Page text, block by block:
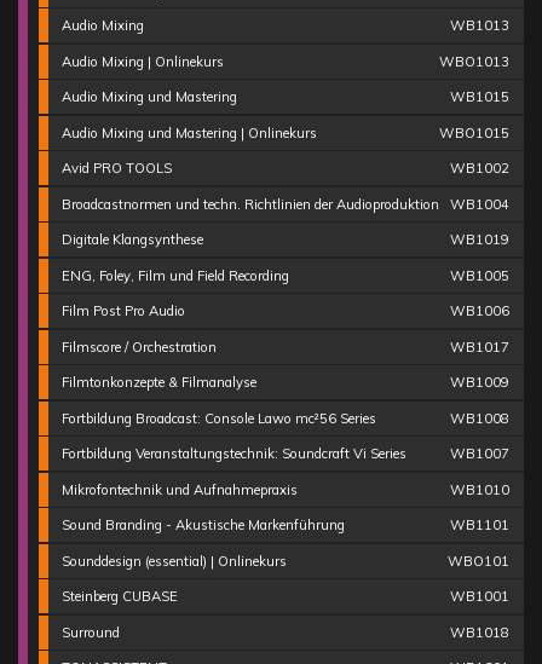
Audio Mixing WB1013
Audio Mixing | Onlinekurs WBO1013
Audio Mixing und Mastering WB1015
Audio Mixing und Mastering | Onlinekurs WBO1015
Avid PRO TOOLS WB1002
Broadcastnormen und techn. Richtlinien der Audioproduktion WB1004
Digitale Klangsynthese WB1019
ENG, Foley, Film und Field Recording WB1005
Film Post Pro Audio WB1006
Filmscore / Orchestration WB1017
Filmtonkonzepte & Filmanalyse WB1009
Fortbildung Broadcast: Console Lawo mc²56 Series WB1008
Fortbildung Veranstaltungstechnik: Soundcraft Vi Series WB1007
Mikrofontechnik und Aufnahmepraxis WB1010
Sound Branding - Akustische Markenführung WB1101
Sounddesign (essential) | Onlinekurs WBO101
Steinberg CUBASE WB1001
Surround WB1018